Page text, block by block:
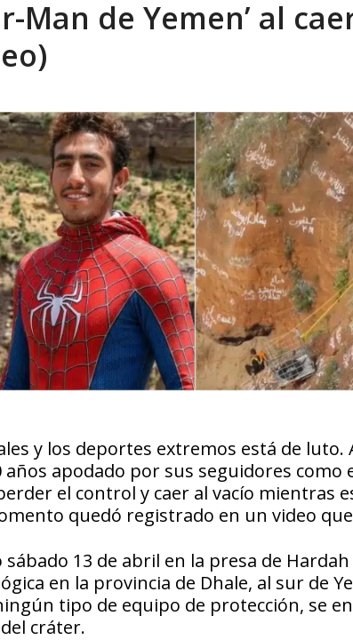
horas de apagones» El desbastador costo del colapso
Man de Yemen’ al
y los deportes extremos está de
apodado por sus seguidores como
el control y caer al vacío mientras
quedó registrado en un video
sábado 13 de abril en la presa de
en la provincia de Dhale, al sur de
tipo de equipo de protección, se
cráter.